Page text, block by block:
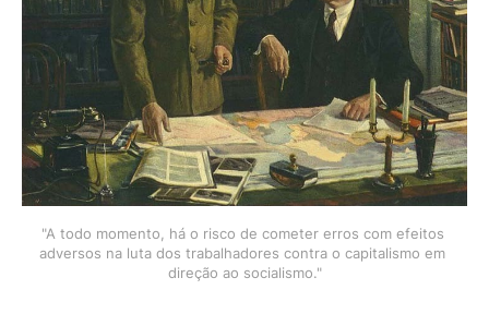
"A todo momento, há o risco de cometer erros com efeitos
adversos na luta dos trabalhadores contra o capitalismo em
direção ao socialismo."